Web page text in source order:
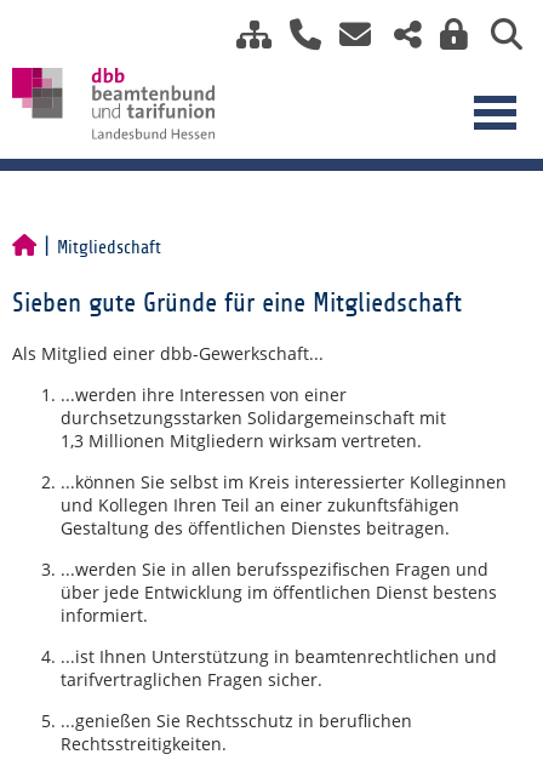
Mitgliedschaft
Sieben gute Gründe für eine Mitgliedschaft
Als Mitglied einer dbb-Gewerkschaft...
...werden ihre Interessen von einer
durchsetzungsstarken Solidargemeinschaft mit
1,3 Millionen Mitgliedern wirksam vertreten.
...können Sie selbst im Kreis interessierter Kolleginnen
und Kollegen Ihren Teil an einer zukunftsfähigen
Gestaltung des öffentlichen Dienstes beitragen.
...werden Sie in allen berufsspezifischen Fragen und
über jede Entwicklung im öffentlichen Dienst bestens
informiert.
...ist Ihnen Unterstützung in beamtenrechtlichen und
tarifvertraglichen Fragen sicher.
...genießen Sie Rechtsschutz in beruflichen
Rechtsstreitigkeiten.